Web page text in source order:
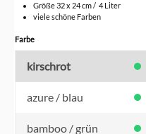
Größe 32 x 24 cm / 4 Liter
viele schöne Farben
Farbeauswählen
kirschrot
azure / blau
bamboo / grün